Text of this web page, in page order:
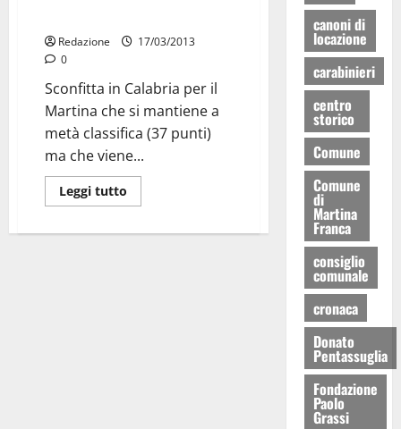
Redazione
17/03/2013
0
Sconfitta in Calabria per il
Martina che si mantiene a
metà classifica (37 punti)
ma che viene...
Leggi tutto
canoni di
locazione
carabinieri
centro
storico
Comune
Comune
di
Martina
Franca
consiglio
comunale
cronaca
Donato
Pentassuglia
Fondazione
Paolo
Grassi